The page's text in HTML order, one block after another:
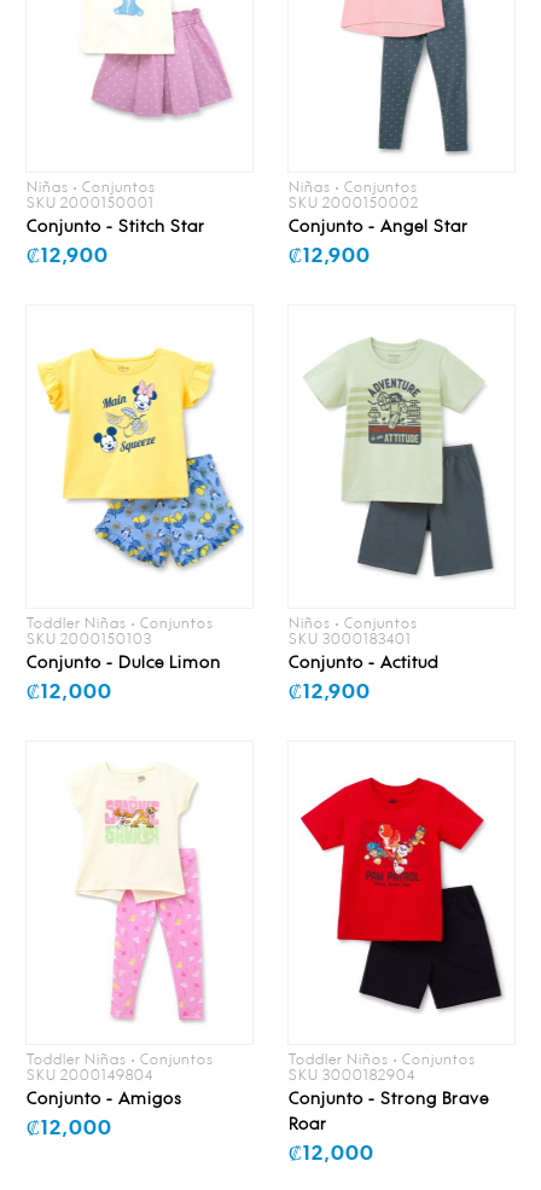
Niñas • Conjuntos
SKU 2000150001
Conjunto - Stitch Star
₡12,900
Niñas • Conjuntos
SKU 2000150002
Conjunto - Angel Star
₡12,900
Toddler Niñas • Conjuntos
SKU 2000150103
Conjunto - Dulce Limon
₡12,000
Niños • Conjuntos
SKU 3000183401
Conjunto - Actitud
₡12,900
Toddler Niñas • Conjuntos
SKU 2000149804
Conjunto - Amigos
₡12,000
Toddler Niños • Conjuntos
SKU 3000182904
Conjunto - Strong Brave
Roar
₡12,000